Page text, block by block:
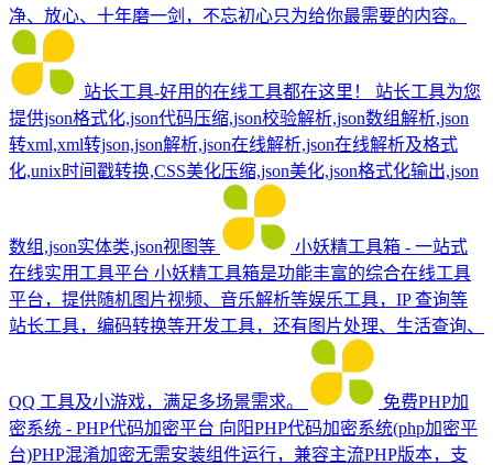
净、放心、十年磨一剑，不忘初心只为给你最需要的内容。
站长工具-好用的在线工具都在这里！
站长工具为您
提供json格式化,json代码压缩,json校验解析,json数组解析,json
转xml,xml转json,json解析,json在线解析,json在线解析及格式
化,unix时间戳转换,CSS美化压缩,json美化,json格式化输出,json
数组,json实体类,json视图等
小妖精工具箱 - 一站式
在线实用工具平台 小妖精工具箱是功能丰富的综合在线工具
平台，提供随机图片视频、音乐解析等娱乐工具，IP 查询等
站长工具，编码转换等开发工具，还有图片处理、生活查询、
QQ 工具及小游戏，满足多场景需求。
免费PHP加
密系统 - PHP代码加密平台 向阳PHP代码加密系统(php加密平
台)PHP混淆加密无需安装组件运行，兼容主流PHP版本，支